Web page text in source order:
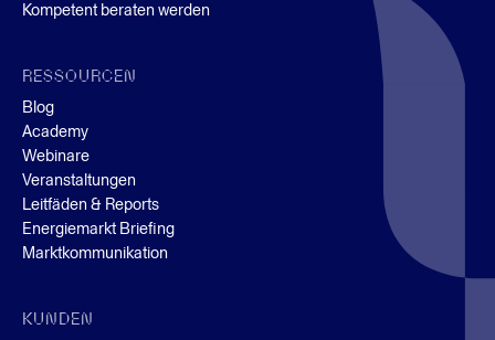
Kompetent beraten werden
RESSOURCEN
Blog
Academy
Webinare
Veranstaltungen
Leitfäden & Reports
Energiemarkt Briefing
Marktkommunikation
KUNDEN